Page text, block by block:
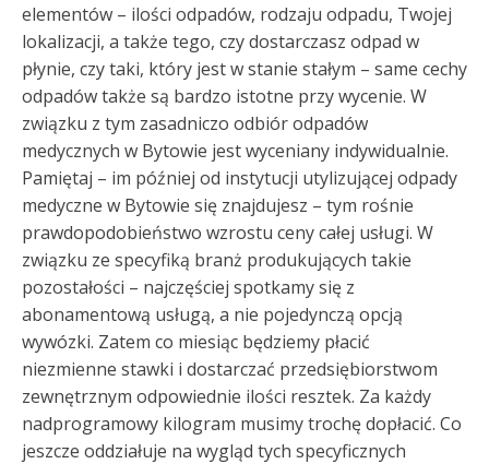
elementów – ilości odpadów, rodzaju odpadu, Twojej
lokalizacji, a także tego, czy dostarczasz odpad w
płynie, czy taki, który jest w stanie stałym – same cechy
odpadów także są bardzo istotne przy wycenie. W
związku z tym zasadniczo odbiór odpadów
medycznych w Bytowie jest wyceniany indywidualnie.
Pamiętaj – im później od instytucji utylizującej odpady
medyczne w Bytowie się znajdujesz – tym rośnie
prawdopodobieństwo wzrostu ceny całej usługi. W
związku ze specyfiką branż produkujących takie
pozostałości – najczęściej spotkamy się z
abonamentową usługą, a nie pojedynczą opcją
wywózki. Zatem co miesiąc będziemy płacić
niezmienne stawki i dostarczać przedsiębiorstwom
zewnętrznym odpowiednie ilości resztek. Za każdy
nadprogramowy kilogram musimy trochę dopłacić. Co
jeszcze oddziałuje na wygląd tych specyficznych